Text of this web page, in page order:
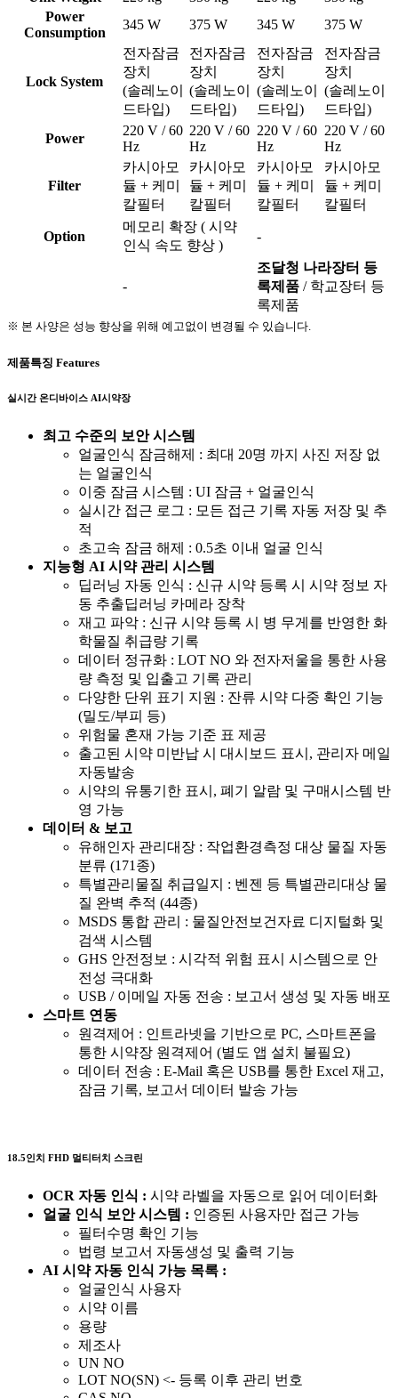
Power
Consumption
345 W 375 W 345 W 375 W
Lock System
전자잠금
장치
(솔레노이
드타입)
전자잠금
장치
(솔레노이
드타입)
전자잠금
장치
(솔레노이
드타입)
전자잠금
장치
(솔레노이
드타입)
Power
220 V / 60
Hz
220 V / 60
Hz
220 V / 60
Hz
220 V / 60
Hz
Filter
카시아모
듈 + 케미
칼필터
카시아모
듈 + 케미
칼필터
카시아모
듈 + 케미
칼필터
카시아모
듈 + 케미
칼필터
Option
메모리 확장 ( 시약
인식 속도 향상 )
-
-
조달청 나라장터 등
록제품 / 학교장터 등
록제품
※ 본 사양은 성능 향상을 위해 예고없이 변경될 수 있습니다.
제품특징 Features
실시간 온디바이스 AI시약장
최고 수준의 보안 시스템
얼굴인식 잠금해제 : 최대 20명 까지 사진 저장 없
는 얼굴인식
이중 잠금 시스템 : UI 잠금 + 얼굴인식
실시간 접근 로그 : 모든 접근 기록 자동 저장 및 추
적
초고속 잠금 해제 : 0.5초 이내 얼굴 인식
지능형 AI 시약 관리 시스템
딥러닝 자동 인식 : 신규 시약 등록 시 시약 정보 자
동 추출딥러닝 카메라 장착
재고 파악 : 신규 시약 등록 시 병 무게를 반영한 화
학물질 취급량 기록
데이터 정규화 : LOT NO 와 전자저울을 통한 사용
량 측정 및 입출고 기록 관리
다양한 단위 표기 지원 : 잔류 시약 다중 확인 기능
(밀도/부피 등)
위험물 혼재 가능 기준 표 제공
출고된 시약 미반납 시 대시보드 표시, 관리자 메일
자동발송
시약의 유통기한 표시, 폐기 알람 및 구매시스템 반
영 가능
데이터 & 보고
유해인자 관리대장 : 작업환경측정 대상 물질 자동
분류 (171종)
특별관리물질 취급일지 : 벤젠 등 특별관리대상 물
질 완벽 추적 (44종)
MSDS 통합 관리 : 물질안전보건자료 디지털화 및
검색 시스템
GHS 안전정보 : 시각적 위험 표시 시스템으로 안
전성 극대화
USB / 이메일 자동 전송 : 보고서 생성 및 자동 배포
스마트 연동
원격제어 : 인트라넷을 기반으로 PC, 스마트폰을
통한 시약장 원격제어 (별도 앱 설치 불필요)
데이터 전송 : E-Mail 혹은 USB를 통한 Excel 재고,
잠금 기록, 보고서 데이터 발송 가능
18.5인치 FHD 멀티터치 스크린
OCR 자동 인식 : 시약 라벨을 자동으로 읽어 데이터화
얼굴 인식 보안 시스템 : 인증된 사용자만 접근 가능
필터수명 확인 기능
법령 보고서 자동생성 및 출력 기능
AI 시약 자동 인식 가능 목록 :
얼굴인식 사용자
시약 이름
용량
제조사
UN NO
LOT NO(SN) <- 등록 이후 관리 번호